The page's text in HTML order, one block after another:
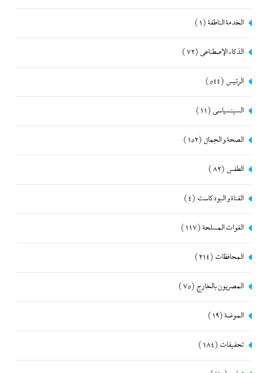
الخدمة الناطقة(1)
الذكاء الإصطناعي (72)
الرئيس (544)
السينسياسي (11)
الصحة و الجمال (152)
الطقس (82)
القناة و البودكاست (4)
القوات المسلحة(117)
المحافظات (214)
المصريون بالخارج (75)
الموضة(19)
تحقيقات (184)